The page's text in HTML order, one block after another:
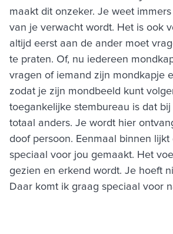
maakt dit onzeker. Je weet
van je verwacht wordt. Het is ook
altijd eerst aan de ander moet
te praten. Of, nu iedereen
vragen of iemand zijn mondkapje
zodat je zijn mondbeeld kunt
toegankelijke stembureau is dat bij
totaal anders. Je wordt hier
doof persoon. Eenmaal binnen lijkt
speciaal voor jou gemaakt. Het
gezien en erkend wordt. Je hoeft
Daar komt ik graag speciaal voor